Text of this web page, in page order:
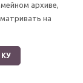
архиве,
на